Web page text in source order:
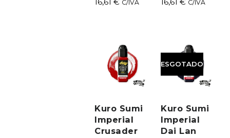
16,61€ C/IVA 16,61€ C/IVA
Kuro Sumi
Imperial
Crusader
ESGOTADO
Kuro Sumi
Imperial
Dai Lan